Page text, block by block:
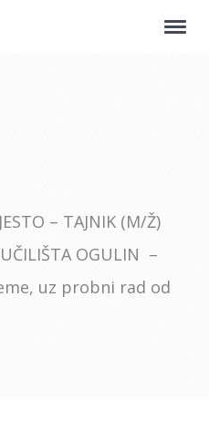
– TAJNIK (M/Ž)
OGULIN –
uz probni rad od